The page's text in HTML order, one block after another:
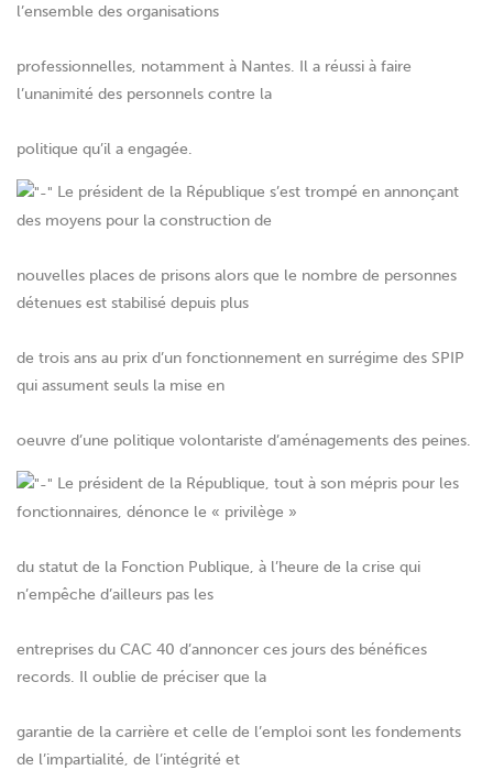
l’ensemble des organisations
professionnelles, notamment à Nantes. Il a réussi à faire
l’unanimité des personnels contre la
politique qu’il a engagée.
Le président de la République s’est trompé en annonçant
des moyens pour la construction de
nouvelles places de prisons alors que le nombre de personnes
détenues est stabilisé depuis plus
de trois ans au prix d’un fonctionnement en surrégime des SPIP
qui assument seuls la mise en
oeuvre d’une politique volontariste d’aménagements des peines.
Le président de la République, tout à son mépris pour les
fonctionnaires, dénonce le « privilège »
du statut de la Fonction Publique, à l’heure de la crise qui
n’empêche d’ailleurs pas les
entreprises du CAC 40 d’annoncer ces jours des bénéfices
records. Il oublie de préciser que la
garantie de la carrière et celle de l’emploi sont les fondements
de l’impartialité, de l’intégrité et